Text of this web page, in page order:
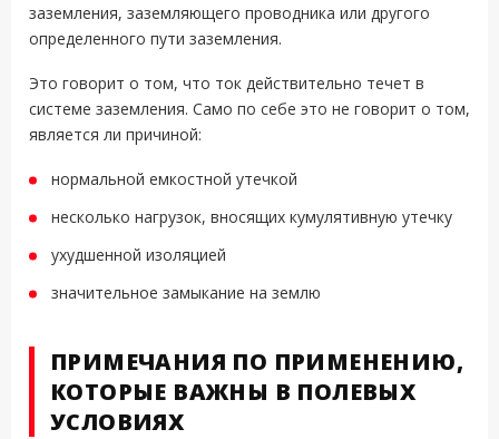
заземления, заземляющего проводника или другого
определенного пути заземления.
Это говорит о том, что ток действительно течет в
системе заземления. Само по себе это не говорит о том,
является ли причиной:
нормальной емкостной утечкой
несколько нагрузок, вносящих кумулятивную утечку
ухудшенной изоляцией
значительное замыкание на землю
ПРИМЕЧАНИЯ ПО ПРИМЕНЕНИЮ,
КОТОРЫЕ ВАЖНЫ В ПОЛЕВЫХ
УСЛОВИЯХ